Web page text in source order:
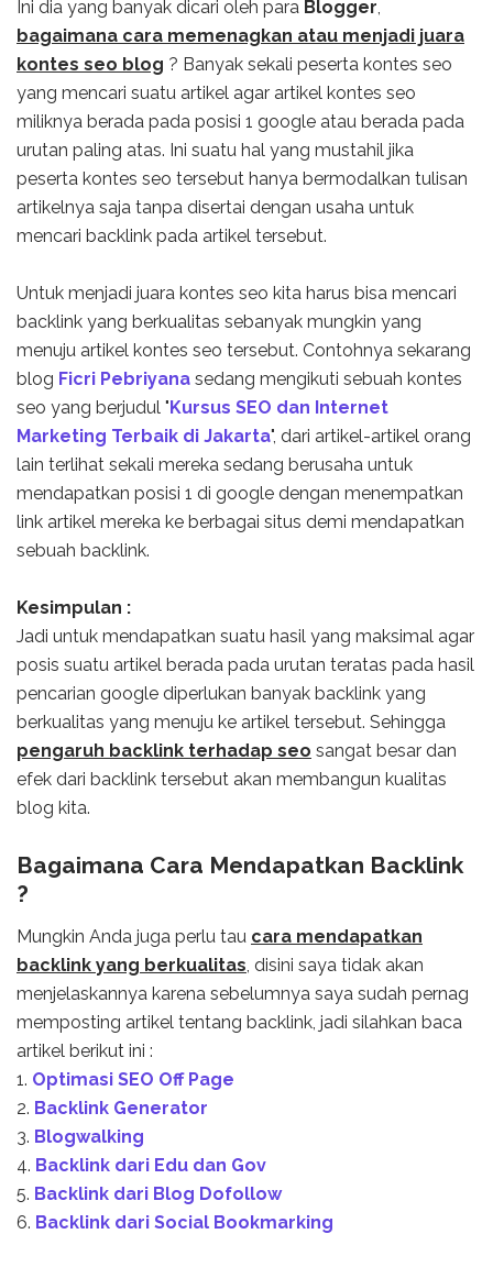
Ini dia yang banyak dicari oleh para Blogger,
bagaimana cara memenagkan atau menjadi juara
kontes seo blog ? Banyak sekali peserta kontes seo
yang mencari suatu artikel agar artikel kontes seo
miliknya berada pada posisi 1 google atau berada pada
urutan paling atas. Ini suatu hal yang mustahil jika
peserta kontes seo tersebut hanya bermodalkan tulisan
artikelnya saja tanpa disertai dengan usaha untuk
mencari backlink pada artikel tersebut.
Untuk menjadi juara kontes seo kita harus bisa mencari
backlink yang berkualitas sebanyak mungkin yang
menuju artikel kontes seo tersebut. Contohnya sekarang
blog Ficri Pebriyana sedang mengikuti sebuah kontes
seo yang berjudul " Kursus SEO dan Internet
Marketing Terbaik di Jakarta", dari artikel-artikel orang
lain terlihat sekali mereka sedang berusaha untuk
mendapatkan posisi 1 di google dengan menempatkan
link artikel mereka ke berbagai situs demi mendapatkan
sebuah backlink.
Kesimpulan :
Jadi untuk mendapatkan suatu hasil yang maksimal agar
posis suatu artikel berada pada urutan teratas pada hasil
pencarian google diperlukan banyak backlink yang
berkualitas yang menuju ke artikel tersebut. Sehingga
pengaruh backlink terhadap seo sangat besar dan
efek dari backlink tersebut akan membangun kualitas
blog kita.
Bagaimana Cara Mendapatkan Backlink
?
Mungkin Anda juga perlu tau cara mendapatkan
backlink yang berkualitas , disini saya tidak akan
menjelaskannya karena sebelumnya saya sudah pernag
memposting artikel tentang backlink, jadi silahkan baca
artikel berikut ini :
1. Optimasi SEO Off Page
2. Backlink Generator
3. Blogwalking
4. Backlink dari Edu dan Gov
5. Backlink dari Blog Dofollow
6. Backlink dari Social Bookmarking